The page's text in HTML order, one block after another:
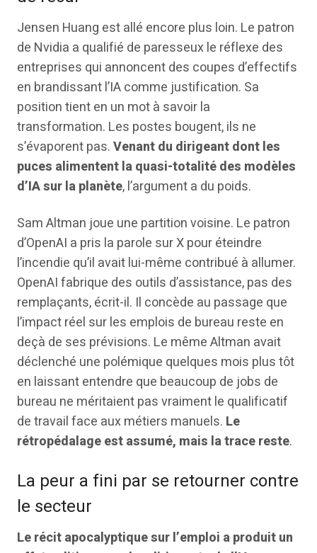
Jensen Huang est allé encore plus loin. Le patron
de Nvidia a qualifié de paresseux le réflexe des
entreprises qui annoncent des coupes d’effectifs
en brandissant l’IA comme justification. Sa
position tient en un mot à savoir la
transformation. Les postes bougent, ils ne
s’évaporent pas.Venant du dirigeant dont les
puces alimentent la quasi-totalité des modèles
d’IA sur la planète, l’argument a du poids.
Sam Altman joue une partition voisine. Le patron
d’OpenAI a pris la parole sur X pour éteindre
l’incendie qu’il avait lui-même contribué à allumer.
OpenAI fabrique des outils d’assistance, pas des
remplaçants, écrit-il. Il concède au passage que
l’impact réel sur les emplois de bureau reste en
deçà de ses prévisions. Le même Altman avait
déclenché une polémique quelques mois plus tôt
en laissant entendre que beaucoup de jobs de
bureau ne méritaient pas vraiment le qualificatif
de travail face aux métiers manuels. Le
rétropédalage est assumé, mais la trace reste.
La peur a fini par se retourner contre
le secteur
Le récit apocalyptique sur l’emploi a produit un